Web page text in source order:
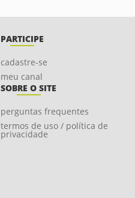
PARTICIPE
cadastre-se
meu canal
SOBRE O SITE
perguntas frequentes
termos de uso / política de
privacidade